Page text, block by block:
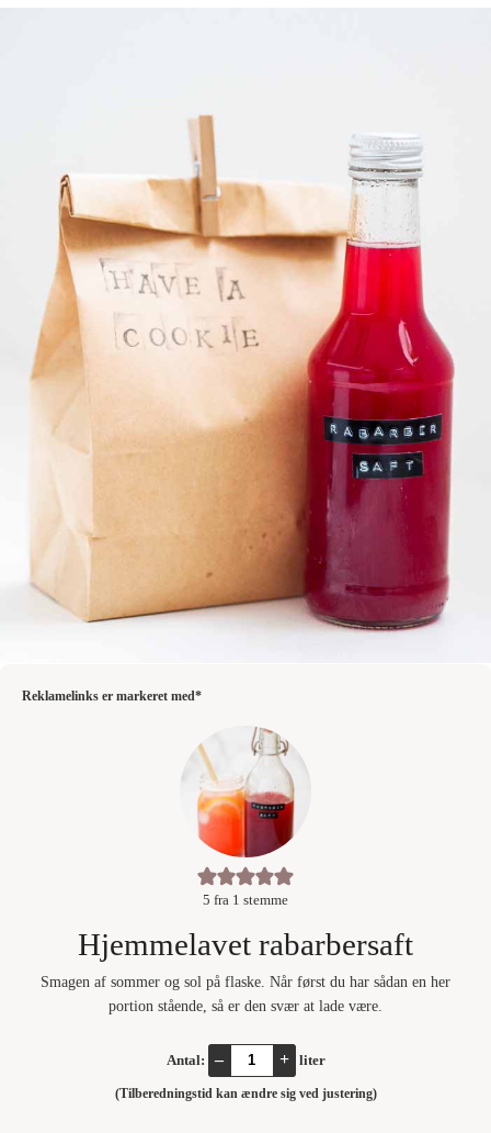
Reklamelinks er markeret med*
5 fra 1 stemme
Hjemmelavet rabarbersaft
Smagen af sommer og sol på flaske. Når først du har sådan en her
portion stående, så er den svær at lade være.
Antal: – + liter
(Tilberedningstid kan ændre sig ved justering)